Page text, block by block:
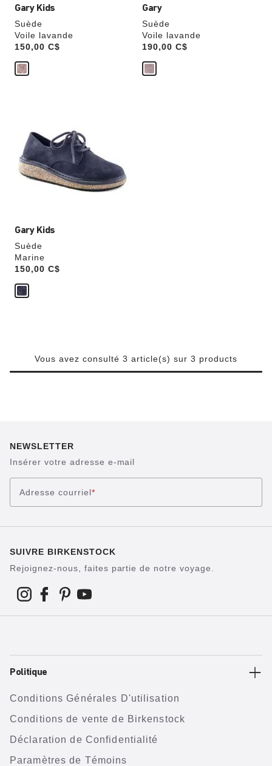
Gary Kids
Suède
Voile lavande
Price:
150,00 C$
Gary
Suède
Voile lavande
Price:
190,00 C$
Gary Kids
Suède
Marine
Price:
150,00 C$
échantillons
couleurs
modifiera
l’image
Vous avez consulté 3 article(s) sur 3 products
NEWSLETTER
Insérer votre adresse e-mail
Adresse courriel*
SUIVRE BIRKENSTOCK
Rejoignez-nous, faites partie de notre voyage.
Politique
Conditions Générales D'utilisation
Conditions de vente de Birkenstock
Déclaration de Confidentialité
Paramètres de Témoins